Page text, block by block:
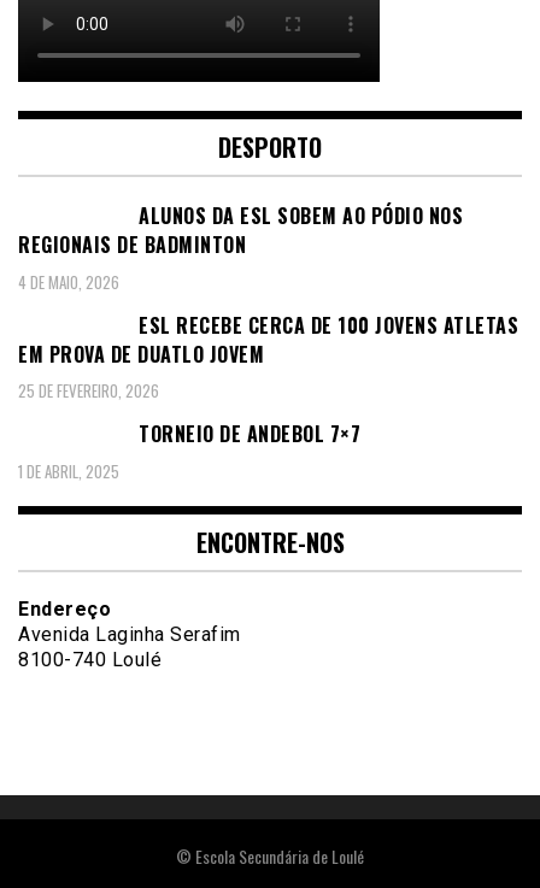
DESPORTO
ALUNOS DA ESL SOBEM AO PÓDIO NOS
REGIONAIS DE BADMINTON
4 DE MAIO, 2026
ESL RECEBE CERCA DE 100 JOVENS ATLETAS
EM PROVA DE DUATLO JOVEM
25 DE FEVEREIRO, 2026
TORNEIO DE ANDEBOL 7×7
1 DE ABRIL, 2025
ENCONTRE-NOS
Endereço
Avenida Laginha Serafim
8100-740 Loulé
© Escola Secundária de Loulé